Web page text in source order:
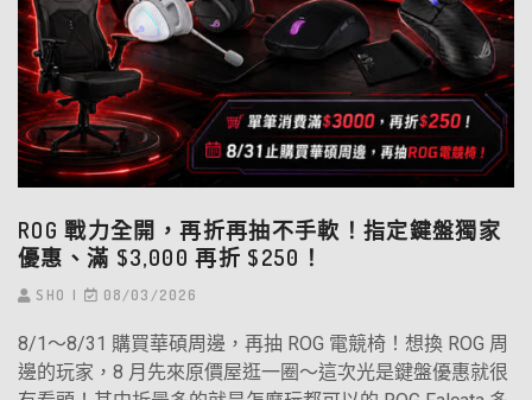
ROG 戰力全開，再折再抽不手軟！指定鍵盤獨家
優惠、滿 $3,000 再折 $250！
SHO 08/03/2026
8/1～8/31 購買華碩周邊，再抽 ROG 電競椅！想換 ROG 周
邊的玩家，8 月先來原價屋逛一圈～這次光是鍵盤優惠就很